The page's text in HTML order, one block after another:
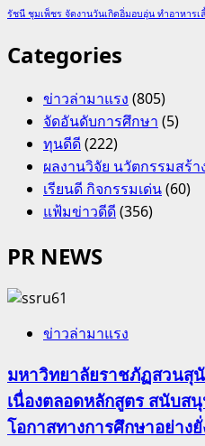
รัชนี ชุมเพ็ชร จัดงานวันเกิดอิ่มอบอุ่น ทำอาหาร
Categories
ข่าวล่ามาแรง (805)
จัดอันดับการศึกษา (5)
ทุนดีดี(222)
ผลงานวิจัย นวัตกรรมสร้า
เรียนดี กิจกรรมเด่น(60)
แฟ้มข่าวดีดี(356)
PR NEWS
ข่าวล่ามาแรง
มหาวิทยาลัยราชภัฏสวนสุ
เนื่องตลอดหลักสูตร สนับส
โอกาสทางการศึกษาอย่าง